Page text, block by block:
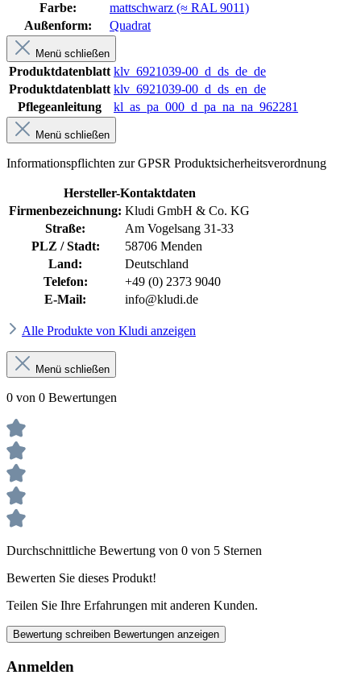
Farbe:
mattschwarz (≈ RAL 9011)
Außenform:
Quadrat
Menü schließen
Produktdatenblatt klv_6921039-00_d_ds_de_de
Produktdatenblatt klv_6921039-00_d_ds_en_de
Pflegeanleitung
kl_as_pa_000_d_pa_na_na_962281
Menü schließen
Informationspflichten zur GPSR Produktsicherheitsverordnung
Hersteller-Kontaktdaten
Firmenbezeichnung: Kludi GmbH & Co. KG
Straße:
Am Vogelsang 31-33
PLZ / Stadt:
58706 Menden
Land:
Deutschland
Telefon:
+49 (0) 2373 9040
E-Mail:
info@kludi.de
Alle Produkte von Kludi anzeigen
Menü schließen
0 von 0 Bewertungen
Durchschnittliche Bewertung von 0 von 5 Sternen
Bewerten Sie dieses Produkt!
Teilen Sie Ihre Erfahrungen mit anderen Kunden.
Bewertung schreiben Bewertungen anzeigen
Anmelden